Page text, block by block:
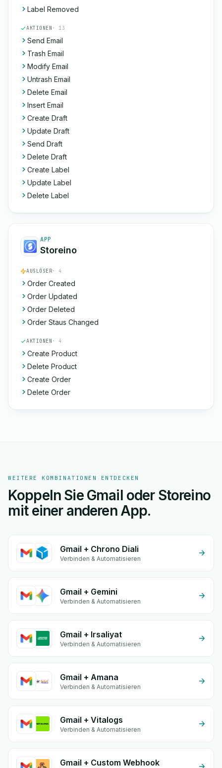
Label Removed
AKTIONEN · 13
Send Email
Trash Email
Modify Email
Untrash Email
Delete Email
Insert Email
Create Draft
Update Draft
Send Draft
Delete Draft
Create Label
Update Label
Delete Label
APP
Storeino
AUSLÖSER· 4
Order Created
Order Updated
Order Deleted
Order Staus Changed
AKTIONEN · 4
Create Product
Delete Product
Create Order
Delete Order
WEITERE KOMBINATIONEN ENTDECKEN
Koppeln Sie Gmail oder Storeino
mit einer anderen App.
Gmail + Chrono Diali
Verbinden & Automatisieren
Gmail + Gemini
Verbinden & Automatisieren
Gmail + Irsaliyat
Verbinden & Automatisieren
Gmail + Amana
Verbinden & Automatisieren
Gmail + Vitalogs
Verbinden & Automatisieren
Gmail + Custom Webhook